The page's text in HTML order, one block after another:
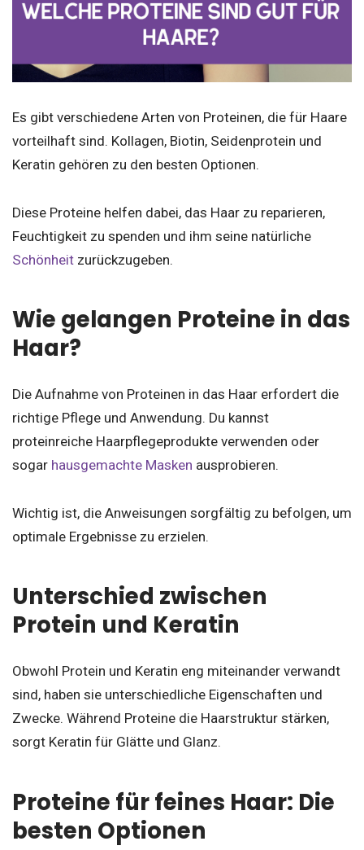
Es gibt verschiedene Arten von Proteinen, die für Haare
vorteilhaft sind. Kollagen, Biotin, Seidenprotein und
Keratin gehören zu den besten Optionen.
Diese Proteine helfen dabei, das Haar zu reparieren,
Feuchtigkeit zu spenden und ihm seine natürliche
Schönheit zurückzugeben.
Wie gelangen Proteine in das
Haar?
Die Aufnahme von Proteinen in das Haar erfordert die
richtige Pflege und Anwendung. Du kannst
proteinreiche Haarpflegeprodukte verwenden oder
sogar hausgemachte Masken ausprobieren.
Wichtig ist, die Anweisungen sorgfältig zu befolgen, um
optimale Ergebnisse zu erzielen.
Unterschied zwischen
Protein und Keratin
Obwohl Protein und Keratin eng miteinander verwandt
sind, haben sie unterschiedliche Eigenschaften und
Zwecke. Während Proteine die Haarstruktur stärken,
sorgt Keratin für Glätte und Glanz.
Proteine für feines Haar: Die
besten Optionen